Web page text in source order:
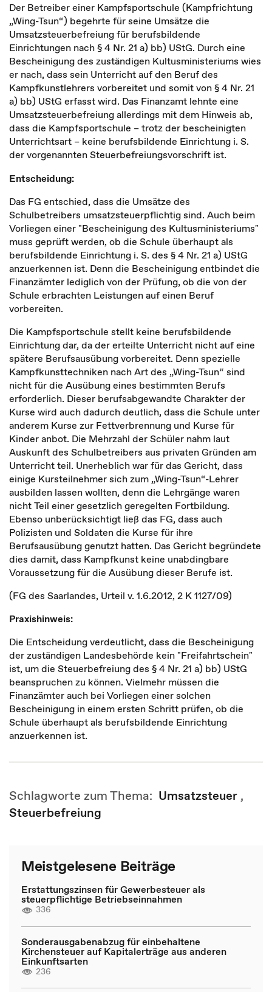
Der Betreiber einer Kampfsportschule (Kampfrichtung
„Wing-Tsun“) begehrte für seine Umsätze die
Umsatzsteuerbefreiung für berufsbildende
Einrichtungen nach § 4 Nr. 21 a) bb) UStG. Durch eine
Bescheinigung des zuständigen Kultusministeriums wies
er nach, dass sein Unterricht auf den Beruf des
Kampfkunstlehrers vorbereitet und somit von § 4 Nr. 21
a) bb) UStG erfasst wird. Das Finanzamt lehnte eine
Umsatzsteuerbefreiung allerdings mit dem Hinweis ab,
dass die Kampfsportschule – trotz der bescheinigten
Unterrichtsart – keine berufsbildende Einrichtung i. S.
der vorgenannten Steuerbefreiungsvorschrift ist.
Entscheidung:
Das FG entschied, dass die Umsätze des
Schulbetreibers umsatzsteuerpflichtig sind. Auch beim
Vorliegen einer "Bescheinigung des Kultusministeriums"
muss geprüft werden, ob die Schule überhaupt als
berufsbildende Einrichtung i. S. des § 4 Nr. 21 a) UStG
anzuerkennen ist. Denn die Bescheinigung entbindet die
Finanzämter lediglich von der Prüfung, ob die von der
Schule erbrachten Leistungen auf einen Beruf
vorbereiten.
Die Kampfsportschule stellt keine berufsbildende
Einrichtung dar, da der erteilte Unterricht nicht auf eine
spätere Berufsausübung vorbereitet. Denn spezielle
Kampfkunsttechniken nach Art des „Wing-Tsun“ sind
nicht für die Ausübung eines bestimmten Berufs
erforderlich. Dieser berufsabgewandte Charakter der
Kurse wird auch dadurch deutlich, dass die Schule unter
anderem Kurse zur Fettverbrennung und Kurse für
Kinder anbot. Die Mehrzahl der Schüler nahm laut
Auskunft des Schulbetreibers aus privaten Gründen am
Unterricht teil. Unerheblich war für das Gericht, dass
einige Kursteilnehmer sich zum „Wing-Tsun“-Lehrer
ausbilden lassen wollten, denn die Lehrgänge waren
nicht Teil einer gesetzlich geregelten Fortbildung.
Ebenso unberücksichtigt ließ das FG, dass auch
Polizisten und Soldaten die Kurse für ihre
Berufsausübung genutzt hatten. Das Gericht begründete
dies damit, dass Kampfkunst keine unabdingbare
Voraussetzung für die Ausübung dieser Berufe ist.
(FG des Saarlandes, Urteil v. 1.6.2012, 2 K 1127/09)
Praxishinweis:
Die Entscheidung verdeutlicht, dass die Bescheinigung
der zuständigen Landesbehörde kein "Freifahrtschein"
ist, um die Steuerbefreiung des § 4 Nr. 21 a) bb) UStG
beanspruchen zu können. Vielmehr müssen die
Finanzämter auch bei Vorliegen einer solchen
Bescheinigung in einem ersten Schritt prüfen, ob die
Schule überhaupt als berufsbildende Einrichtung
anzuerkennen ist.
Schlagworte zum Thema: Umsatzsteuer ,
Steuerbefreiung
Meistgelesene Beiträge
Erstattungszinsen für Gewerbesteuer als
steuerpflichtige Betriebseinnahmen
336
Sonderausgabenabzug für einbehaltene
Kirchensteuer auf Kapitalerträge aus anderen
Einkunftsarten
236